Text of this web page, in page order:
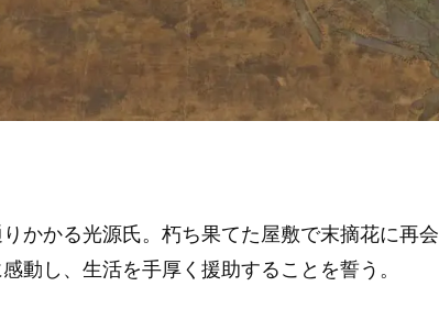
かかる光源氏。朽ち果てた屋敷で末摘花に再会
動し、生活を手厚く援助することを誓う。